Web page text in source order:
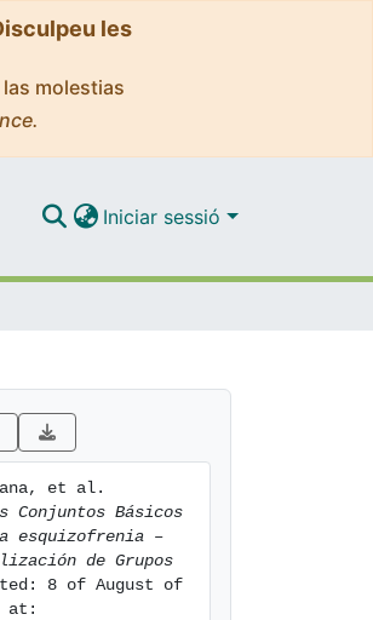
les
molestias
Iniciar sessió
Conjuntos Básicos
esquizofrenia –
de Grupos
8 of August of
at: